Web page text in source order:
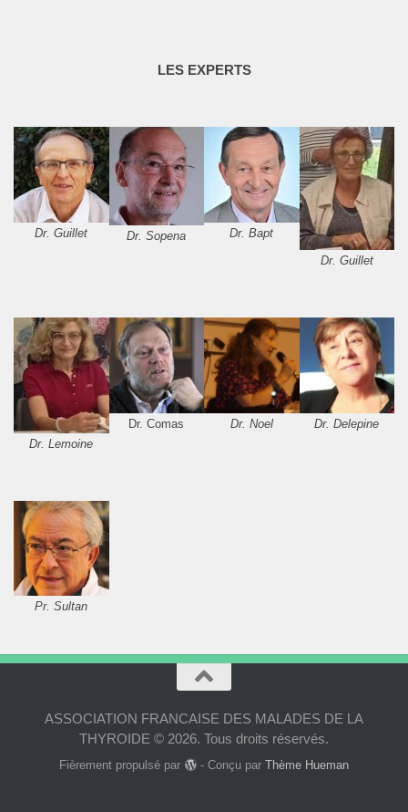
LES EXPERTS
Dr. Guillet Dr. Sopena Dr. Bapt
Dr. Guillet
Dr. Lemoine
Dr. Comas Dr. Noel Dr. Delepine
Pr. Sultan
ASSOCIATION FRANCAISE DES MALADES DE LA
THYROIDE © 2026. Tous droits réservés.
Fièrement propulsé par - Conçu par Thème Hueman